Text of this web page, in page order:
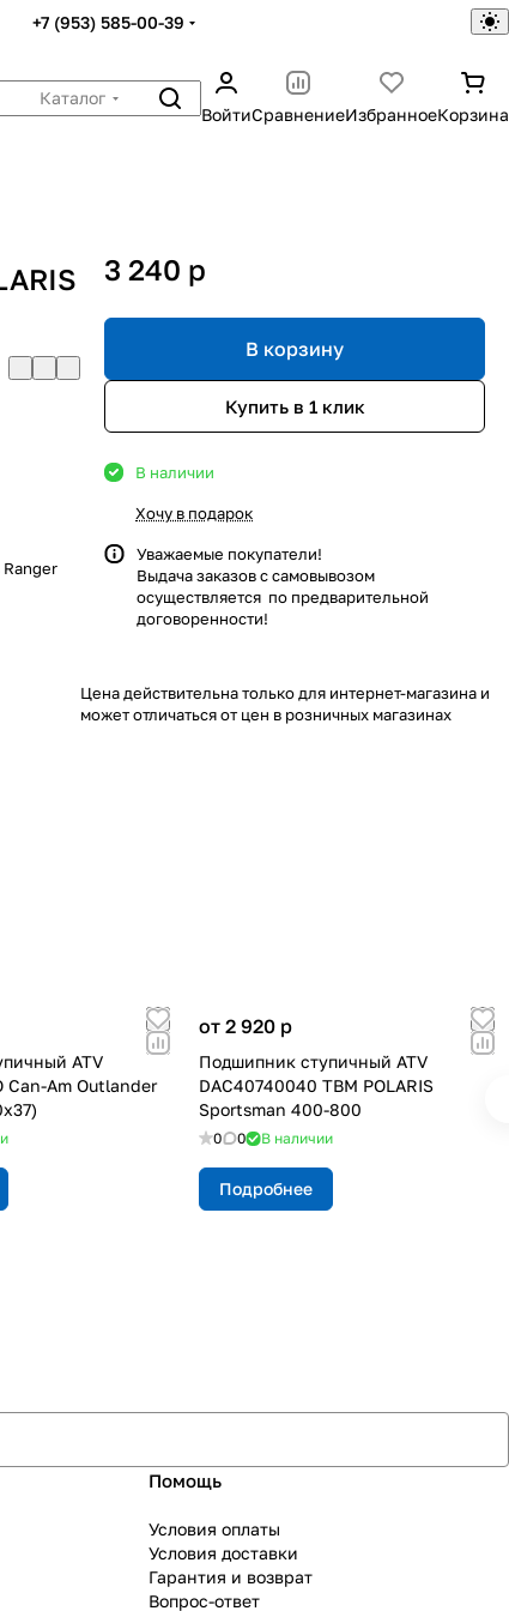
+7 (953) 585-00-39
Каталог
ВойтиСравнениеИзбранноеКорзина
Ranger
3 240 p
В корзину
Купить в 1 клик
В наличии
Хочу в подарок
Уважаемые покупатели!
Выдача заказов с самовывозом
осуществляется по предварительной
договоренности!
Цена действительна только для интернет-магазина и
может отличаться от цен в розничных магазинах
ATV
Can-Am Outlander
от 2 920 p
Подшипник ступичный ATV
DAC40740040 TBM POLARIS
Sportsman 400-800
0 0 В наличии
Подробнее
Помощь
Условия оплаты
Условия доставки
Гарантия и возврат
Вопрос-ответ